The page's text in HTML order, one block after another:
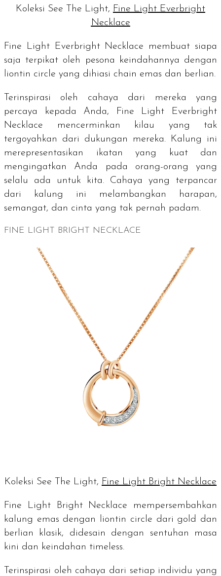
Koleksi See The Light, Fine Light Everbright
Necklace
Fine Light Everbright Necklace membuat siapa
saja terpikat oleh pesona keindahannya dengan
liontin circle yang dihiasi chain emas dan berlian.
Terinspirasi oleh cahaya dari mereka yang
percaya kepada Anda, Fine Light Everbright
Necklace mencerminkan kilau yang tak
tergoyahkan dari dukungan mereka. Kalung ini
merepresentasikan ikatan yang kuat dan
mengingatkan Anda pada orang-orang yang
selalu ada untuk kita. Cahaya yang terpancar
dari kalung ini melambangkan harapan,
semangat, dan cinta yang tak pernah padam.
FINE LIGHT BRIGHT NECKLACE
Koleksi See The Light, Fine Light Bright Necklace
Fine Light Bright Necklace mempersembahkan
kalung emas dengan liontin circle dari gold dan
berlian klasik, didesain dengan sentuhan masa
kini dan keindahan timeless.
Terinspirasi oleh cahaya dari setiap individu yang